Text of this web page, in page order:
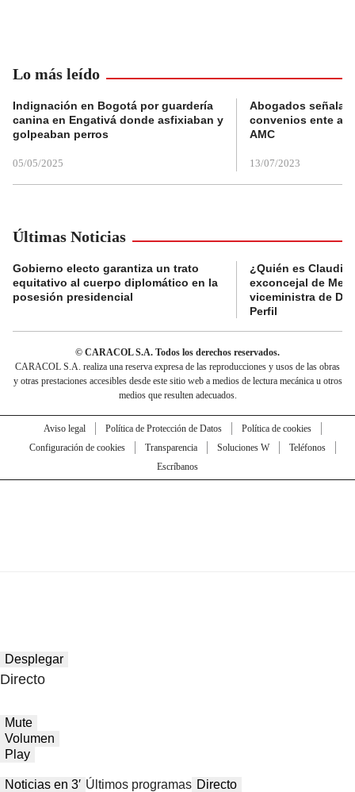
Lo más leído
Indignación en Bogotá por guardería
canina en Engativá donde asfixiaban y
golpeaban perros
05/05/2025
Abogados
convenios ente
AMC
13/07/2023
Últimas Noticias
Gobierno electo garantiza un trato
equitativo al cuerpo diplomático en la
posesión presidencial
¿Quién es Claudia
exconcejal de
viceministra de
Perfil
© CARACOL S.A. Todos los derechos reservados.
CARACOL S.A. realiza una reserva expresa de las reproducciones y usos de las obras
y otras prestaciones accesibles desde este sitio web a medios de lectura mecánica u otros
medios que resulten adecuados.
Aviso legal Política de Protección de Datos
Política de cookies
Configuración de cookies
Transparencia Soluciones W
Teléfonos
Escríbanos
Desplegar
Directo
Mute
Volumen
Play
Noticias en 3′ Últimos programas Directo